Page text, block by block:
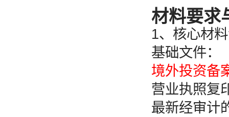
材料要求
1、核心材
基础文件：
境外投资备
营业执照复
最新经审计